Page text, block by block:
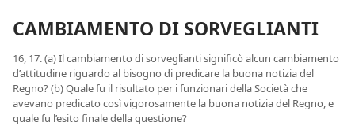
CAMBIAMENTO DI SORVEGLIANTI
16, 17. (a) Il cambiamento di sorveglianti significò alcun cambiamento
d’attitudine riguardo al bisogno di predicare la buona notizia del
Regno? (b) Quale fu il risultato per i funzionari della Società che
avevano predicato così vigorosamente la buona notizia del Regno, e
quale fu l’esito finale della questione?